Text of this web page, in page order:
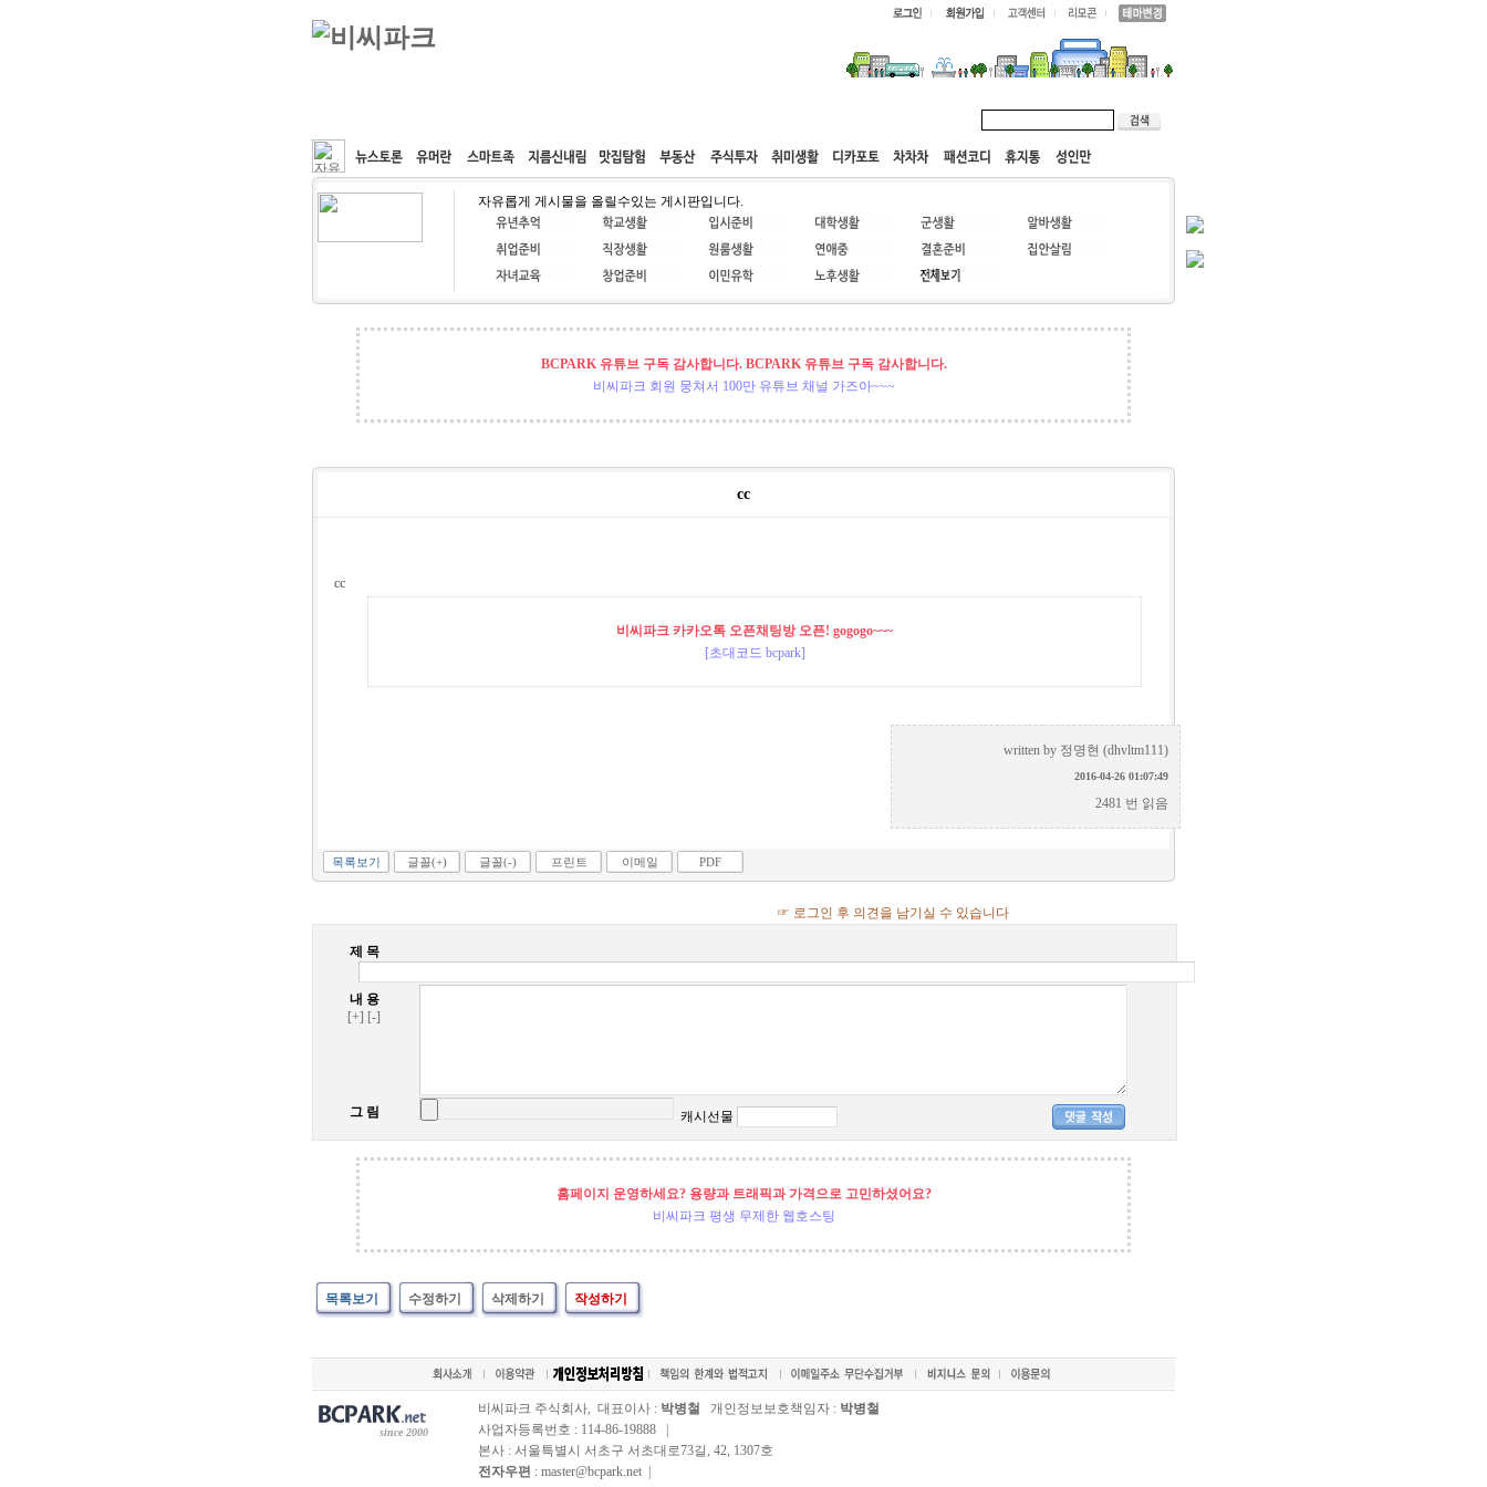
커뮤니티 속도패치 웹호스팅 공동구매 고객센터
자유롭게 게시물을 올릴수있는 게시판입니다.
BCPARK 유튜브 구독 감사합니다. BCPARK 유튜브 구독 감사합니다.
비씨파크 회원 뭉쳐서 100만 유튜브 채널 가즈아~~~
cc
cc
비씨파크 카카오톡 오픈채팅방 오픈! gogogo~~~
[초대코드 bcpark]
written by 정명현 (dhvltm111)
2016-04-26 01:07:49
2481 번 읽음
목록보기 글꼴(+) 글꼴(-) 프린트 이메일 PDF
☞ 로그인 후 의견을 남기실 수 있습니다
제 목
내 용
[+] [-]
그 림 캐시선물
홈페이지 운영하세요? 용량과 트래픽과 가격으로 고민하셨어요?
비씨파크 평생 무제한 웹호스팅
목록보기 수정하기 삭제하기 작성하기
since 2000
비씨파크 주식회사, 대표이사 : 박병철 개인정보보호책임자 : 박병철
사업자등록번호 : 114-86-19888 |
본사 : 서울특별시 서초구 서초대로73길, 42, 1307호
전자우편 : master@bcpark.net |